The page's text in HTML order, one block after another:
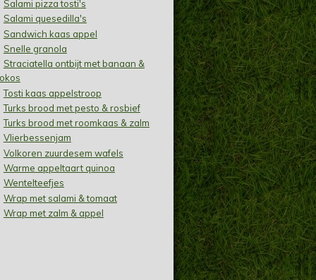
Salami pizza tosti's
Salami quesedilla's
Sandwich kaas appel
Snelle granola
Straciatella ontbijt met banaan &
Tosti kaas appelstroop
Turks brood met pesto & rosbief
Turks brood met roomkaas & zalm
Vlierbessenjam
Volkoren zuurdesem wafels
Warme appeltaart quinoa
Wentelteefjes
Wrap met salami & tomaat
Wrap met zalm & appel